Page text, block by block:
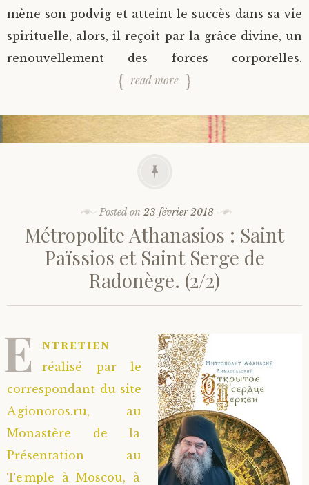
mène son podvig et atteint le succès dans sa vie
spirituelle, alors, il reçoit par la grâce divine, un
renouvellement des forces corporelles.
read more
Posted on23 février 2018
Métropolite Athanasios : Saint
Païssios et Saint Serge de
Radonège. (2/2)
E ntretien
réalisé par le
correspondant du site
Agionoros.ru, au
Monastère de la
Présentation au
Temple à Moscou, à